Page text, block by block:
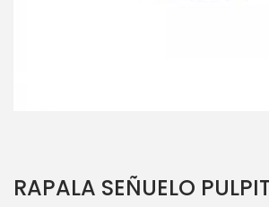
RAPALA SEÑUELO